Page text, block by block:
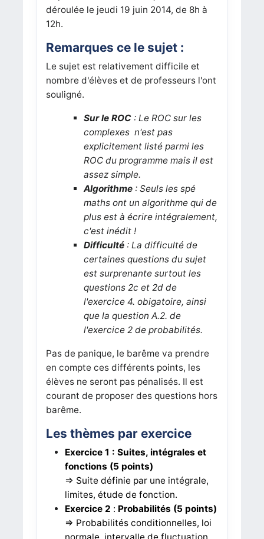
déroulée le jeudi 19 juin 2014, de 8h à
12h.
Remarques ce le sujet :
Le sujet est relativement difficile et
nombre d'élèves et de professeurs l'ont
souligné.
Sur le ROC: Le ROC sur les
complexes n'est pas
explicitement listé parmi les
ROC du programme mais il est
assez simple.
Algorithme: Seuls les spé
maths ont un algorithme qui de
plus est à écrire intégralement,
c'est inédit !
Difficulté: La difficulté de
certaines questions du sujet
est surprenante surtout les
questions 2c et 2d de
l'exercice 4. obigatoire, ainsi
que la question A.2. de
l'exercice 2 de probabilités.
Pas de panique, le barême va prendre
en compte ces différents points, les
élèves ne seront pas pénalisés. Il est
courant de proposer des questions hors
barême.
Les thèmes par exercice
Exercice 1 : Suites, intégrales et
fonctions (5 points)
=> Suite définie par une intégrale,
limites, étude de fonction.
Exercice 2 : Probabilités (5 points)
=> Probabilités conditionnelles, loi